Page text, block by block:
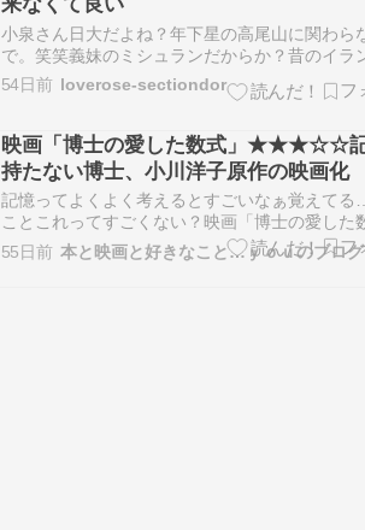
小泉さん日大だよね？年下星の高尾山に関わら
で。笑笑義妹のミシュランだからか？昔のイラ
ートは実はフランス語界隈だからねーフランス
界を戦争から救うかも？なら良いけれど..
54日前 loverose-sectiondor
映画「博士の愛した数式」★★★☆☆
持たない博士、小川洋子原作の映画化
記憶ってよくよく考えるとすごいなぁ覚えて
ことこれってすごくない？映画「博士の愛した
2005年日本映画117分 ★★★☆☆（個人評価 ★
ならおすすめ） 監督 小泉堯史出演者 寺尾聰 深
55日前 本と映画と好きなこと…ｙｏｕのブログ